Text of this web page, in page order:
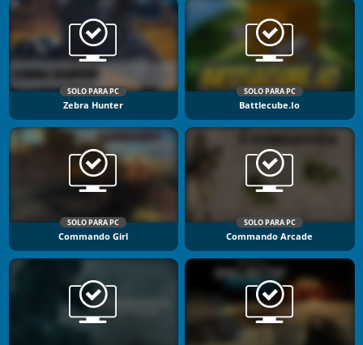
SOLO PARA PC
Zebra Hunter
SOLO PARA PC
Battlecube.io
SOLO PARA PC
Commando Girl
SOLO PARA PC
Commando Arcade